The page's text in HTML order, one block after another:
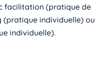
facilitation (pratique de
individuelle) ou
individuelle).